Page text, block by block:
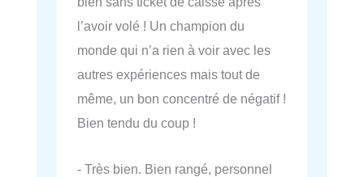
l’avoir volé ! Un champion du
monde qui n’a rien à voir avec les
autres expériences mais tout de
même, un bon concentré de négatif !
Bien tendu du coup !
- Très bien. Bien rangé, personnel